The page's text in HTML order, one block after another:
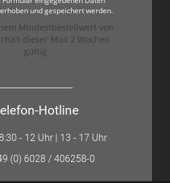
und gespeichert werden.
Mindestbestellwert von
dieser Mail 2 Wochen
gültig
Hotline
- 12 Uhr | 13 - 17 Uhr
(0) 6028 / 406258-0